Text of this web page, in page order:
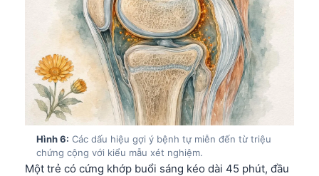
Hình 6: Các dấu hiệu gợi ý bệnh tự miễn đến từ triệu
chứng cộng với kiểu mẫu xét nghiệm.
Một trẻ có cứng khớp buổi sáng kéo dài 45 phút, đầu